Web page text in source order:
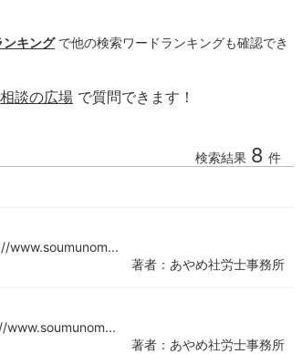
ンキングで他の検索ワードランキングも確認でき
相談の広場 で質問できます！
検索結果 8 件
www.soumunom...
著者：あやめ社労士事務所
www.soumunom...
著者：あやめ社労士事務所